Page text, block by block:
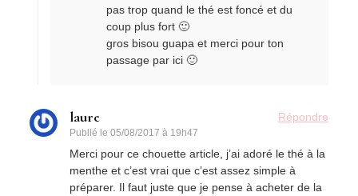
pas trop quand le thé est foncé et du
coup plus fort 🙂
gros bisou guapa et merci pour ton
passage par ici 🙂
laure
Publié le05/08/2017 à 19h47
Répondre
Merci pour ce chouette article, j’ai adoré le thé à la
menthe et c’est vrai que c’est assez simple à
préparer. Il faut juste que je pense à acheter de la